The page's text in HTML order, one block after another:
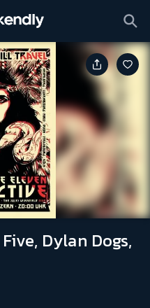
Dylan Dogs,